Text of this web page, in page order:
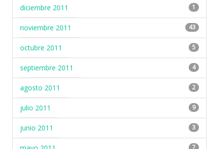
diciembre 2011 1
noviembre 2011 43
octubre 2011 5
septiembre 2011 4
agosto 2011 2
julio 2011 9
junio 2011 3
7